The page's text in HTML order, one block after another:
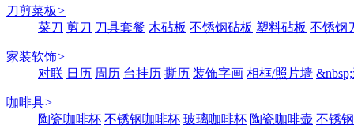
刀剪菜板>
菜刀 剪刀 刀具套餐 木砧板 不锈钢砧板 塑料砧板 不锈钢
家装软饰>
对联 日历 周历 台挂历 撕历 装饰字画 相框/照片墙
咖啡具>
陶瓷咖啡杯 不锈钢咖啡杯 玻璃咖啡杯 陶瓷咖啡壶 不锈